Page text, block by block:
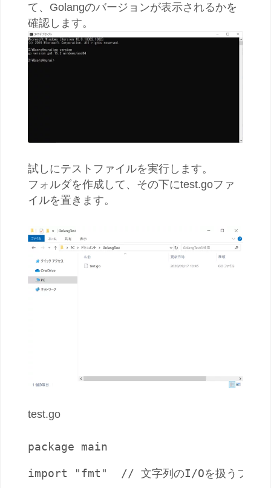
て、Golangのバージョンが表示されるかを
確認します。
試しにテストファイルを実行します。
フォルダを作成して、その下にtest.goファ
イルを置きます。
test.go
package main
import "fmt"  // 文字列のI/Oを扱うフォー